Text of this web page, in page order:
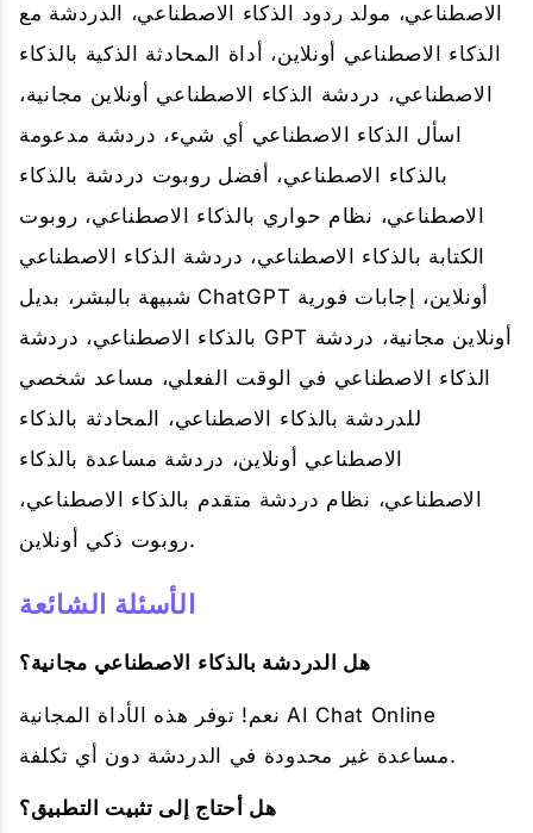
الاصطناعي، مولد ردود الذكاء الاصطناعي، الدردشة مع
الذكاء الاصطناعي أونلاين، أداة المحادثة الذكية بالذكاء
الاصطناعي، دردشة الذكاء الاصطناعي أونلاين مجانية،
اسأل الذكاء الاصطناعي أي شيء، دردشة مدعومة
بالذكاء الاصطناعي، أفضل روبوت دردشة بالذكاء
الاصطناعي، نظام حواري بالذكاء الاصطناعي، روبوت
الكتابة بالذكاء الاصطناعي، دردشة الذكاء الاصطناعي
شبيهة بالبشر، بديل ChatGPT أونلاين، إجابات فورية
بالذكاء الاصطناعي، دردشة GPT أونلاين مجانية، دردشة
الذكاء الاصطناعي في الوقت الفعلي، مساعد شخصي
للدردشة بالذكاء الاصطناعي، المحادثة بالذكاء
الاصطناعي أونلاين، دردشة مساعدة بالذكاء
الاصطناعي، نظام دردشة متقدم بالذكاء الاصطناعي،
روبوت ذكي أونلاين.
الأسئلة الشائعة
هل الدردشة بالذكاء الاصطناعي مجانية؟
نعم! توفر هذه الأداة المجانية AI Chat Online
مساعدة غير محدودة في الدردشة دون أي تكلفة.
هل أحتاج إلى تثبيت التطبيق؟